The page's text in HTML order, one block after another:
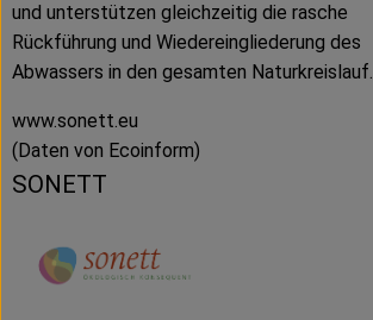
und unterstützen gleichzeitig die rasche
Rückführung und Wiedereingliederung des
Abwassers in den gesamten Naturkreislauf.
www.sonett.eu
(Daten von Ecoinform)
SONETT